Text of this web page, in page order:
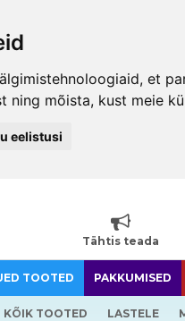
et
ning mõista, kust meie
eelistusi
Tähtis teada
TOOTED PAKKUMISED
KÕIK TOOTED LASTELE